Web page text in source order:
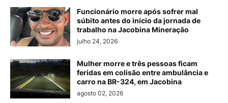
Funcionário morre após sofrer mal
súbito antes do início da jornada de
trabalho na Jacobina Mineração
julho 24, 2026
Mulher morre e três pessoas ficam
feridas em colisão entre ambulância e
carro na BR-324, em Jacobina
agosto 02, 2026